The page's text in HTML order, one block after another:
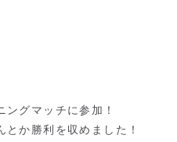
グマッチに参加！
か勝利を収めました！